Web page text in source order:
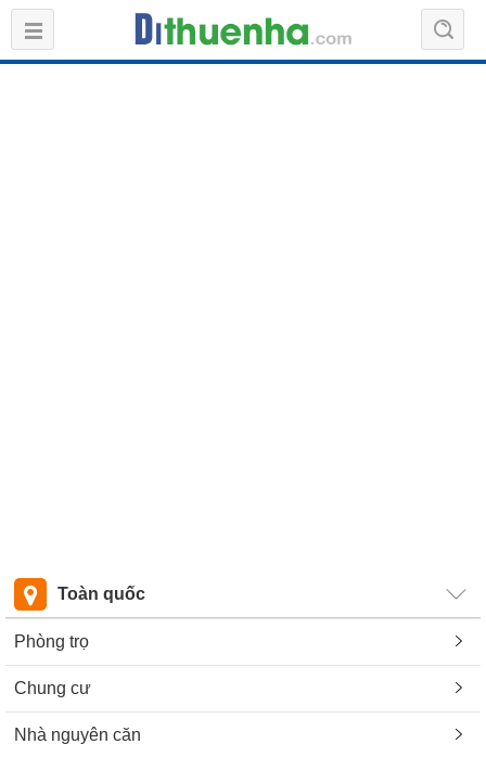
Toàn quốc
Phòng trọ
Chung cư
Nhà nguyên căn